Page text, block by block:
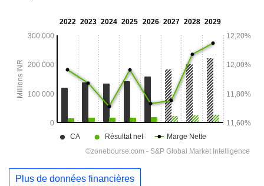
Plus de données financières